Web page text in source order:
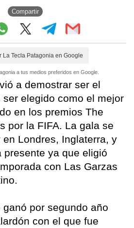
Compartir
La Tecla Patagonia en Google
a tus medios preferidos en Google.
a demostrar ser el
ser elegido como el mejor
en los premios The
por la FIFA. La gala se
Londres, Inglaterra, y
presente ya que eligió
con Las Garzas
por segundo año
con el que fue